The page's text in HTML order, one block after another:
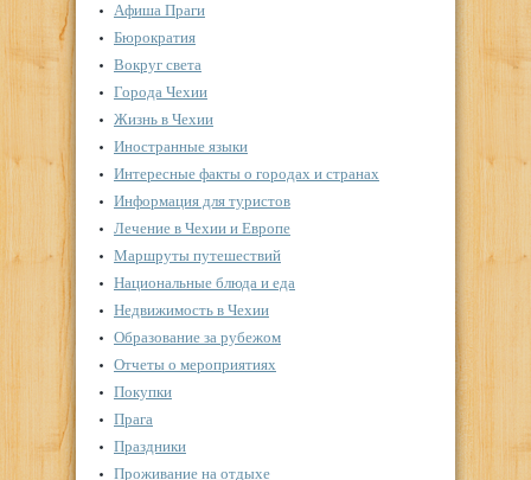
Афиша Праги
Бюрократия
Вокруг света
Города Чехии
Жизнь в Чехии
Иностранные языки
Интересные факты о городах и странах
Информация для туристов
Лечение в Чехии и Европе
Маршруты путешествий
Национальные блюда и еда
Недвижимость в Чехии
Образование за рубежом
Отчеты о мероприятиях
Покупки
Прага
Праздники
Проживание на отдыхе